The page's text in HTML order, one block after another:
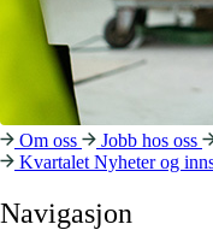
Om oss Jobb hos oss
Kvartalet Nyheter og
Navigasjon